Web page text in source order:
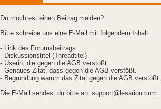
Du möchtest einen Beitrag melden?
Bitte schreibe uns eine E-Mail mit folgendem Inhalt:
- Link des Forumsbeitrags
- Diskussionstitel (Threadtitel)
- Userin, die gegen die AGB verstößt
- Genaues Zitat, dass gegen die AGB verstößt.
- Begründung warum das Zitat gegen die AGB verstößt.
Die E-Mail sendest du bitte an: support@lesarion.com